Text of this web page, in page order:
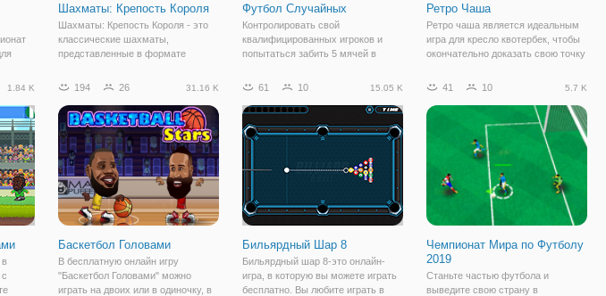
Шахматы: Крепость Короля
Шахматы: Крепость Короля - это
классические шахматы,
представленные в формате
привычного стиля логическая игра
больше. Действия происходят на
классическом игровом
Футбол Случайных
Контролировать свой
квалифицированных игроков и
попытаться забить 5 мячей в
Как игра прогрессирует сцене
горы, на город или красивый
снежный день. Показать
Ретро Чаша
Ретро чаша является идеальным
игра для кресло квотербек, чтобы
окончательно доказать свою точку
славном стиле ретро, игра имеет
в реестр, в том числе пресс
1.84 K
в
194 26 31.16 K
Баскетбол Головами
В бесплатную онлайн игру
"Баскетбол Головами" можно
играть на двоих или в одиночку, в
61 10 15.05 K
Бильярдный Шар 8
Бильярдный шар 8-это онлайн-
игра, в которую вы можете играть
бесплатно. Вы любите играть в
41 10 5.7 K
Чемпионат Мира по Футболу
2019
Станьте частью футбола и
выведите свою страну в